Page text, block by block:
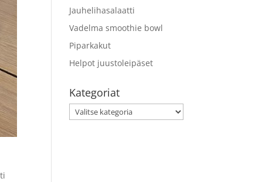
Jauhelihasalaatti
Vadelma smoothie bowl
Piparkakut
Helpot juustoleipäset
Kategoriat
Kategoriat